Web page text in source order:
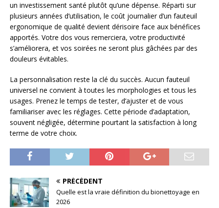
un investissement santé plutôt qu’une dépense. Réparti sur
plusieurs années d’utilisation, le coût journalier d’un fauteuil
ergonomique de qualité devient dérisoire face aux bénéfices
apportés. Votre dos vous remerciera, votre productivité
s’améliorera, et vos soirées ne seront plus gâchées par des
douleurs évitables.
La personnalisation reste la clé du succès. Aucun fauteuil
universel ne convient à toutes les morphologies et tous les
usages. Prenez le temps de tester, d’ajuster et de vous
familiariser avec les réglages. Cette période d’adaptation,
souvent négligée, détermine pourtant la satisfaction à long
terme de votre choix.
PRÉCÉDENT
Quelle est la vraie définition du bionettoyage en
2026